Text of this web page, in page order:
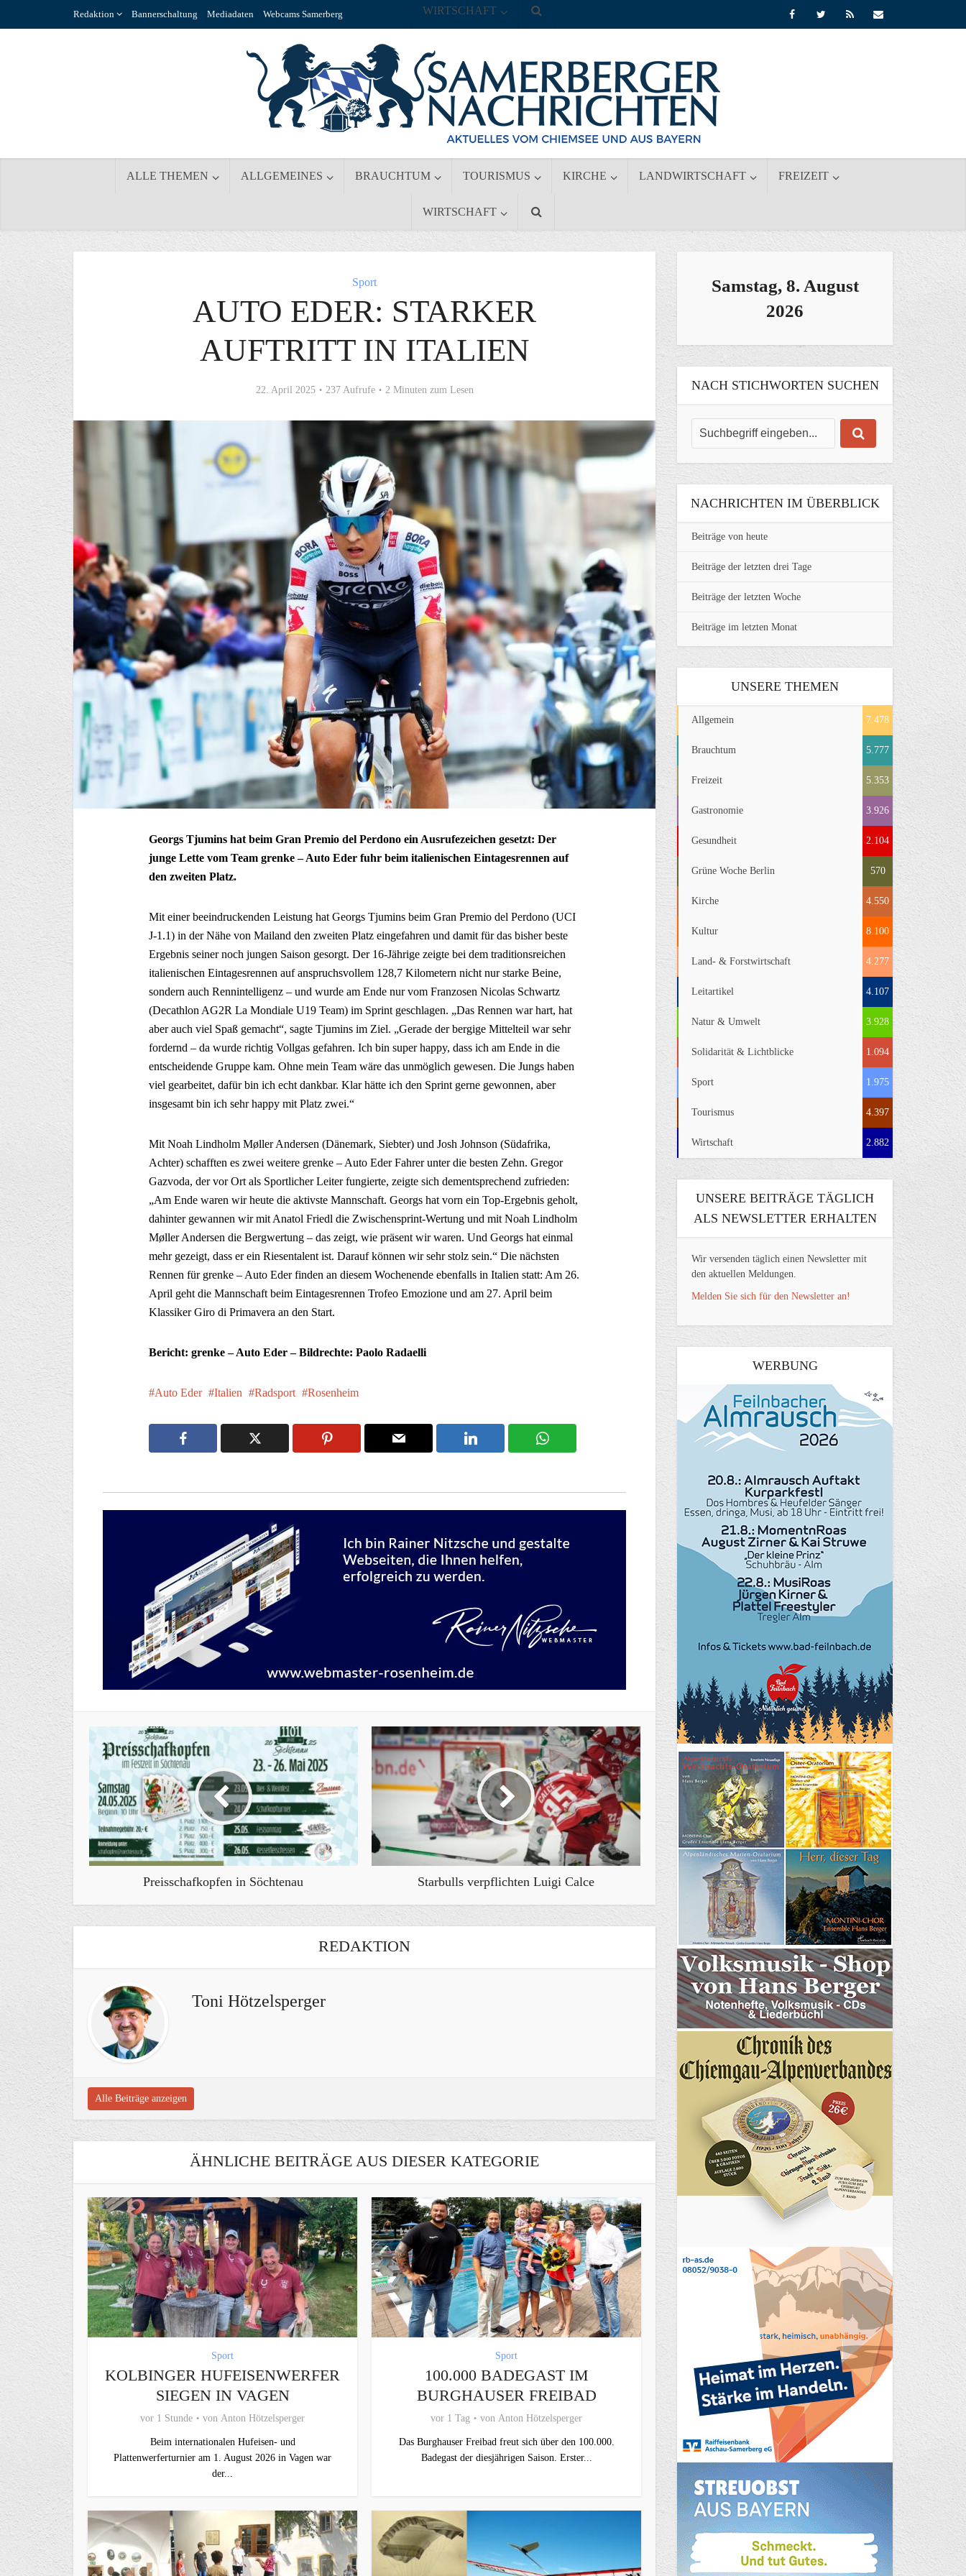
Redaktion Bannerschaltung Mediadaten Webcams Samerberg
ALLE THEMEN ALLGEMEINES BRAUCHTUM TOURISMUS KIRCHE LANDWIRTSCHAFT FREIZEIT
WIRTSCHAFT
WIRTSCHAFT
Sport
AUTO EDER: STARKER
AUFTRITT IN ITALIEN
22. April 2025 237 Aufrufe 2 Minuten zum Lesen
Georgs Tjumins hat beim Gran Premio del Perdono ein Ausrufezeichen gesetzt: Der
junge Lette vom Team grenke – Auto Eder fuhr beim italienischen Eintagesrennen auf
den zweiten Platz.
Mit einer beeindruckenden Leistung hat Georgs Tjumins beim Gran Premio del Perdono (UCI
J-1.1) in der Nähe von Mailand den zweiten Platz eingefahren und damit für das bisher beste
Ergebnis seiner noch jungen Saison gesorgt. Der 16-Jährige zeigte bei dem traditionsreichen
italienischen Eintagesrennen auf anspruchsvollem 128,7 Kilometern nicht nur starke Beine,
sondern auch Rennintelligenz – und wurde am Ende nur vom Franzosen Nicolas Schwartz
(Decathlon AG2R La Mondiale U19 Team) im Sprint geschlagen. „Das Rennen war hart, hat
aber auch viel Spaß gemacht“, sagte Tjumins im Ziel. „Gerade der bergige Mittelteil war sehr
fordernd – da wurde richtig Vollgas gefahren. Ich bin super happy, dass ich am Ende in die
entscheidende Gruppe kam. Ohne mein Team wäre das unmöglich gewesen. Die Jungs haben
viel gearbeitet, dafür bin ich echt dankbar. Klar hätte ich den Sprint gerne gewonnen, aber
insgesamt bin ich sehr happy mit Platz zwei.“
Mit Noah Lindholm Møller Andersen (Dänemark, Siebter) und Josh Johnson (Südafrika,
Achter) schafften es zwei weitere grenke – Auto Eder Fahrer unter die besten Zehn. Gregor
Gazvoda, der vor Ort als Sportlicher Leiter fungierte, zeigte sich dementsprechend zufrieden:
„Am Ende waren wir heute die aktivste Mannschaft. Georgs hat vorn ein Top-Ergebnis geholt,
dahinter gewannen wir mit Anatol Friedl die Zwischensprint-Wertung und mit Noah Lindholm
Møller Andersen die Bergwertung – das zeigt, wie präsent wir waren. Und Georgs hat einmal
mehr gezeigt, dass er ein Riesentalent ist. Darauf können wir sehr stolz sein.“ Die nächsten
Rennen für grenke – Auto Eder finden an diesem Wochenende ebenfalls in Italien statt: Am 26.
April geht die Mannschaft beim Eintagesrennen Trofeo Emozione und am 27. April beim
Klassiker Giro di Primavera an den Start.
Bericht: grenke – Auto Eder – Bildrechte: Paolo Radaelli
Auto Eder Italien Radsport Rosenheim
Preisschafkopfen in Söchtenau Starbulls verpflichten Luigi Calce
REDAKTION
Toni Hötzelsperger
Alle Beiträge anzeigen
ÄHNLICHE BEITRÄGE AUS DIESER KATEGORIE
Sport
KOLBINGER HUFEISENWERFER
SIEGEN IN VAGEN
vor 1 Stunde von Anton Hötzelsperger
Beim internationalen Hufeisen- und
Plattenwerferturnier am 1. August 2026 in Vagen war
der...
Sport
100.000 BADEGAST IM
BURGHAUSER FREIBAD
vor 1 Tag von Anton Hötzelsperger
Das Burghauser Freibad freut sich über den 100.000.
Badegast der diesjährigen Saison. Erster...
Samstag, 8. August
2026
NACH STICHWORTEN SUCHEN
NACHRICHTEN IM ÜBERBLICK
Beiträge von heute
Beiträge der letzten drei Tage
Beiträge der letzten Woche
Beiträge im letzten Monat
UNSERE THEMEN
Allgemein 7.478
Brauchtum 5.777
Freizeit 5.353
Gastronomie 3.926
Gesundheit 2.104
Grüne Woche Berlin 570
Kirche 4.550
Kultur 8.100
Land- & Forstwirtschaft 4.277
Leitartikel 4.107
Natur & Umwelt 3.928
Solidarität & Lichtblicke 1.094
Sport 1.975
Tourismus 4.397
Wirtschaft 2.882
UNSERE BEITRÄGE TÄGLICH
ALS NEWSLETTER ERHALTEN
Wir versenden täglich einen Newsletter mit
den aktuellen Meldungen.
Melden Sie sich für den Newsletter an!
WERBUNG